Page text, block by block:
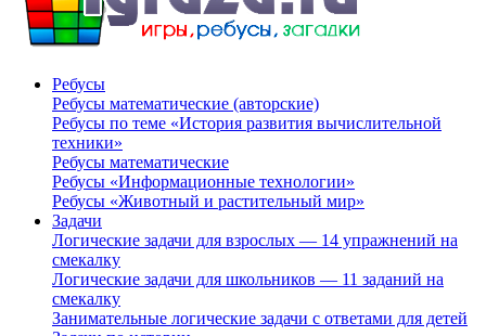
Ребусы
Ребусы математические (авторские)
Ребусы по теме «История развития вычислительной
техники»
Ребусы математические
Ребусы «Информационные технологии»
Ребусы «Животный и растительный мир»
Задачи
Логические задачи для взрослых — 14 упражнений на
смекалку
Логические задачи для школьников — 11 заданий на
смекалку
Занимательные логические задачи с ответами для детей